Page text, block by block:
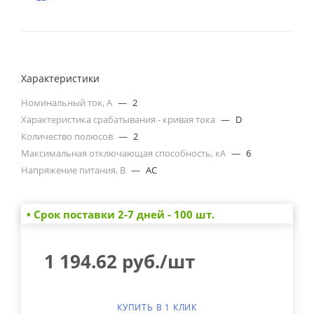
Характеристики
Номинальный ток, А — 2
Характеристика срабатывания - кривая тока — D
Количество полюсов — 2
Максимальная отключающая способность, кА — 6
Напряжение питания, В — AC
• Cрок поставки 2-7 дней - 100 шт.
1 194.62 руб./шт
КУПИТЬ В 1 КЛИК